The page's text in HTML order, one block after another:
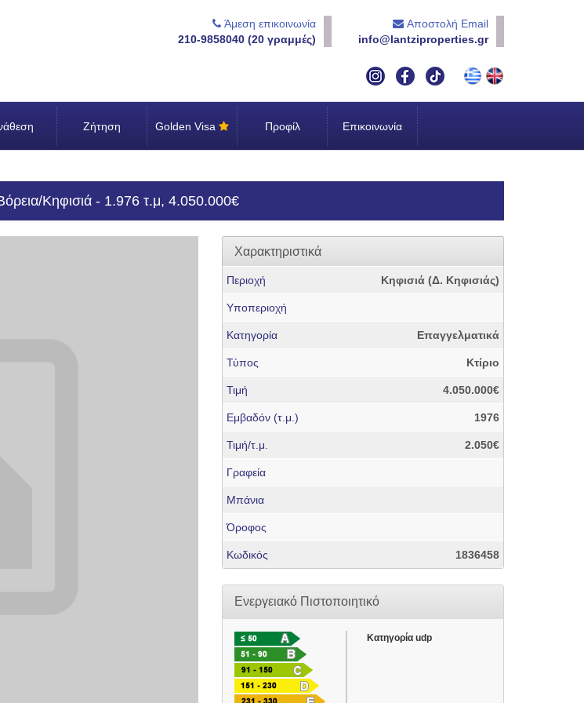
Άμεση επικοινωνία
210-9858040 (20 γραμμές)
Αποστολή Email
info@lantziproperties.gr
Ζήτηση Golden Visa Προφίλ Επικοινωνία
Κηφισιά - 1.976 τ.μ, 4.050.000€
Χαρακτηριστικά
Περιοχή Κηφισιά (Δ. Κηφισιάς)
Υποπεριοχή
Κατηγορία Επαγγελματικά
Τύπος Κτίριο
Τιμή 4.050.000€
Εμβαδόν (τ.μ.) 1976
Τιμή/τ.μ. 2.050€
Γραφεία
Μπάνια
Όροφος
Κωδικός 1836458
Ενεργειακό Πιστοποιητικό
Κατηγορία udp